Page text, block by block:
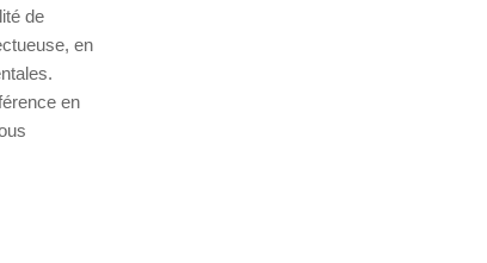
de
en
en